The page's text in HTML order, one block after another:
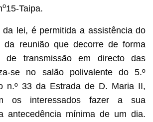
o15-Taipa.
da lei, é permitida a assistência do
da reunião que decorre de forma
de transmissão em directo das
se no salão polivalente do 5.º
n.º 33 da Estrada de D. Maria II,
os interessados fazer a sua
antecedência mínima de um dia.